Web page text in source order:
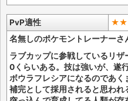
PvP適性 ★★
名無しのポケモントレーナーさ
ラブカップに参戦しているリ
0くらいある。技は強いが、遂
ボウラフレシアになるのであ
補完として採用されると思わ